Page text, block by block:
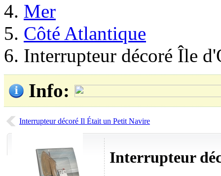
Mer
Côté Atlantique
Interrupteur décoré Île
Info:
Interrupteur décoré Il Était un Petit Navire
Interrupteur